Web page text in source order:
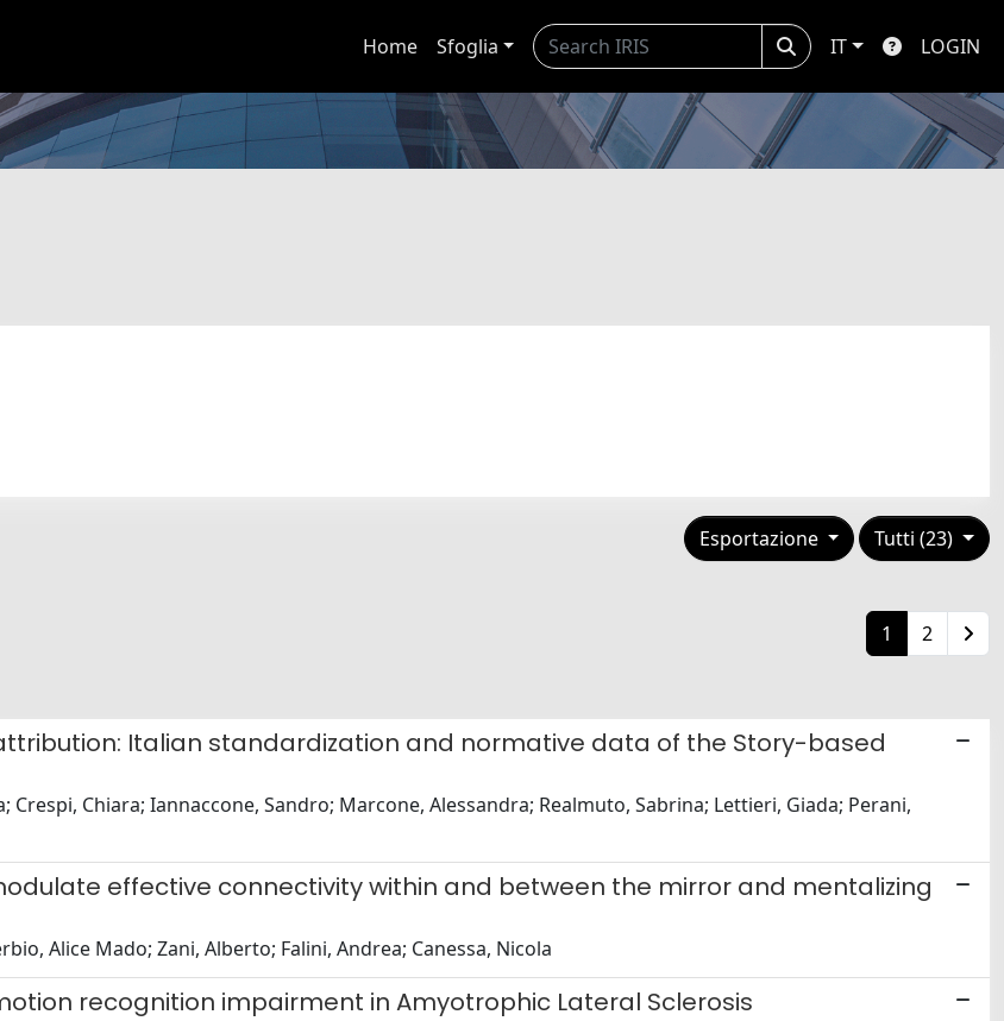
Home Sfoglia IT LOGIN
Tutti (23)
Esportazione
1 2
Italian standardization and normative data of the Story-based
Crespi, Chiara; Iannaccone, Sandro; Marcone, Alessandra; Realmuto, Sabrina; Lettieri, Giada; Perani,
effective connectivity within and between the mirror and mentalizing
Alice Mado; Zani, Alberto; Falini, Andrea; Canessa, Nicola
recognition impairment in Amyotrophic Lateral Sclerosis